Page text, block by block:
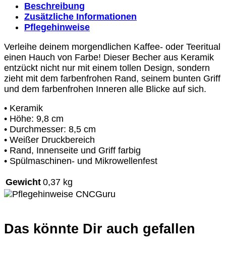
Beschreibung
Zusätzliche Informationen
Pflegehinweise
Verleihe deinem morgendlichen Kaffee- oder Teeritual
einen Hauch von Farbe! Dieser Becher aus Keramik
entzückt nicht nur mit einem tollen Design, sondern
zieht mit dem farbenfrohen Rand, seinem bunten Griff
und dem farbenfrohen Inneren alle Blicke auf sich.
• Keramik
• Höhe: 9,8 cm
• Durchmesser: 8,5 cm
• Weißer Druckbereich
• Rand, Innenseite und Griff farbig
• Spülmaschinen- und Mikrowellenfest
Gewicht 0,37 kg
Das könnte Dir auch gefallen